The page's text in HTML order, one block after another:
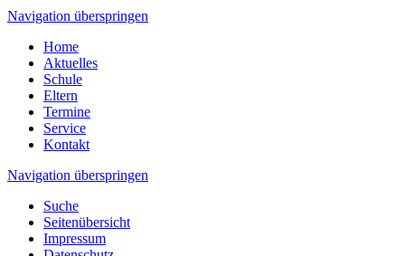
Navigation überspringen
Home
Aktuelles
Schule
Eltern
Termine
Service
Kontakt
Navigation überspringen
Suche
Seitenübersicht
Impressum